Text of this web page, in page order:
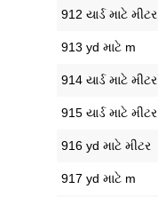
912 યાર્ડ માટે મીટર
913 yd માટે m
914 યાર્ડ માટે મીટર
915 યાર્ડ માટે મીટર
916 yd માટે મીટર
917 yd માટે m